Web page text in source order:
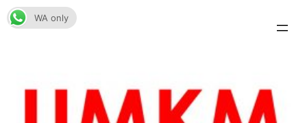
Skip
to
WA only